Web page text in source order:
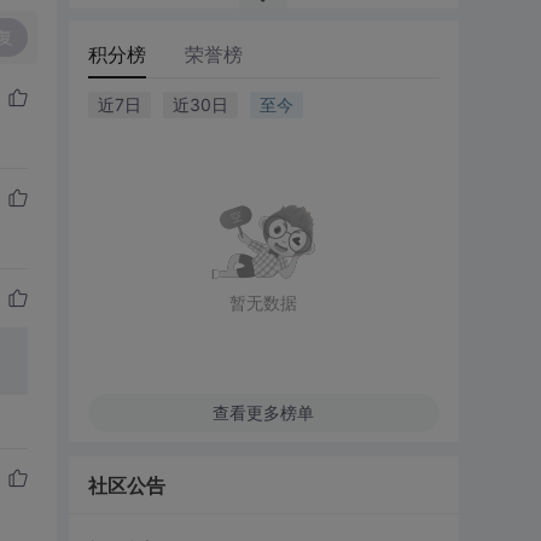
积分榜 荣誉榜
近7日 近30日 至今
暂无数据
查看更多榜单
社区公告